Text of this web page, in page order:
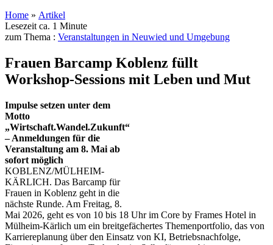
Home » Artikel
Lesezeit ca. 1 Minute
zum Thema : Veranstaltungen in Neuwied und Umgebung
Frauen Barcamp Koblenz füllt
Workshop-Sessions mit Leben und Mut
Impulse setzen unter dem
Motto
„Wirtschaft.Wandel.Zukunft“
– Anmeldungen für die
Veranstaltung am 8. Mai ab
sofort möglich
KOBLENZ/MÜLHEIM-
KÄRLICH. Das Barcamp für
Frauen in Koblenz geht in die
nächste Runde. Am Freitag, 8.
Mai 2026, geht es von 10 bis 18 Uhr im Core by Frames Hotel in
Mülheim-Kärlich um ein breitgefächertes Themenportfolio, das von
Karriereplanung über den Einsatz von KI, Betriebsnachfolge,